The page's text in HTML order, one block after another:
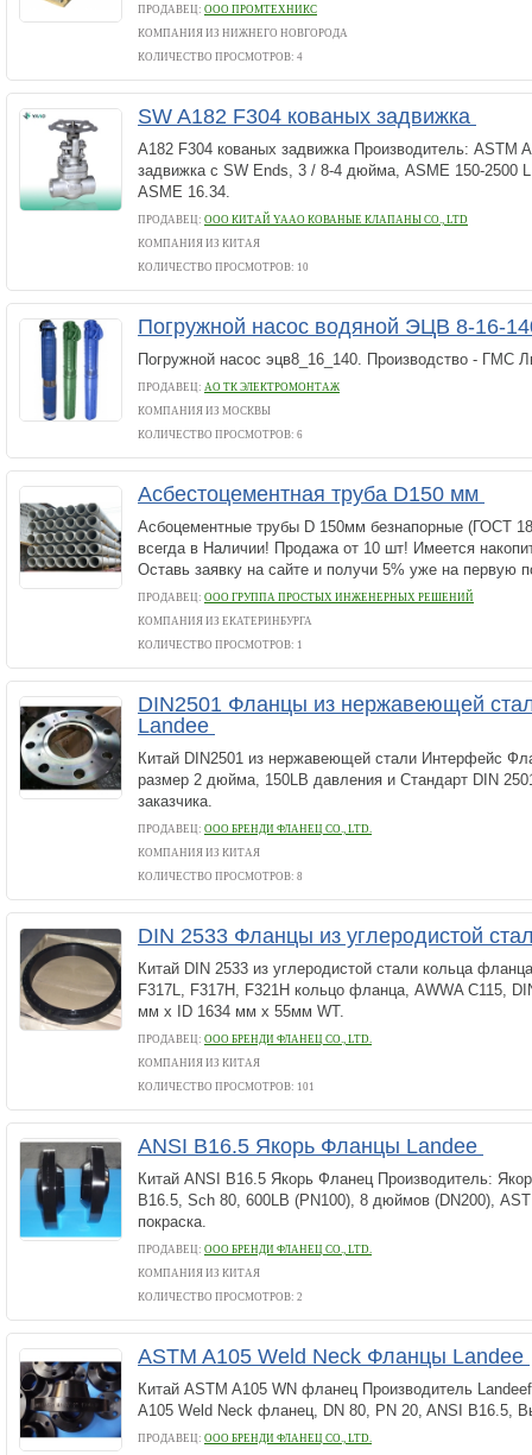
ПРОДАВЕЦ: ООО ПРОМТЕХНИКС
КОМПАНИЯ ИЗ НИЖНЕГО НОВГОРОДА
КОЛИЧЕСТВО ПРОСМОТРОВ: 4
SW A182 F304 кованых задвижка
A182 F304 кованых задвижка Производитель: ASTM
задвижка с SW Ends, 3 / 8-4 дюйма, ASME 150-2500
ASME 16.34.
ПРОДАВЕЦ: ООО КИТАЙ YAAO КОВАНЫЕ КЛАПАНЫ CO., LTD
КОМПАНИЯ ИЗ КИТАЯ
КОЛИЧЕСТВО ПРОСМОТРОВ: 10
Погружной насос водяной ЭЦВ 8-16-
Погружной насос эцв8_16_140. Производство - ГМС
ПРОДАВЕЦ: АО ТК ЭЛЕКТРОМОНТАЖ
КОМПАНИЯ ИЗ МОСКВЫ
КОЛИЧЕСТВО ПРОСМОТРОВ: 6
Асбестоцементная труба D150 мм
Асбоцементные трубы D 150мм безнапорные (ГОСТ
всегда в Наличии! Продажа от 10 шт! Имеется
Оставь заявку на сайте и получи 5% уже на первую
ПРОДАВЕЦ: ООО ГРУППА ПРОСТЫХ ИНЖЕНЕРНЫХ РЕШЕНИЙ
КОМПАНИЯ ИЗ ЕКАТЕРИНБУРГА
КОЛИЧЕСТВО ПРОСМОТРОВ: 1
DIN2501 Фланцы из нержавеющей
Landee
Китай DIN2501 из нержавеющей стали Интерфейс
размер 2 дюйма, 150LB давления и Стандарт DIN
заказчика.
ПРОДАВЕЦ: ООО БРЕНДИ ФЛАНЕЦ CO., LTD.
КОМПАНИЯ ИЗ КИТАЯ
КОЛИЧЕСТВО ПРОСМОТРОВ: 8
DIN 2533 Фланцы из углеродистой
Китай DIN 2533 из углеродистой стали кольца
F317L, F317H, F321H кольцо фланца, AWWA C115,
мм х ID 1634 мм х 55мм WT.
ПРОДАВЕЦ: ООО БРЕНДИ ФЛАНЕЦ CO., LTD.
КОМПАНИЯ ИЗ КИТАЯ
КОЛИЧЕСТВО ПРОСМОТРОВ: 101
ANSI B16.5 Якорь Фланцы Landee
Китай ANSI B16.5 Якорь Фланец Производитель:
B16.5, Sch 80, 600LB (PN100), 8 дюймов (DN200),
покраска.
ПРОДАВЕЦ: ООО БРЕНДИ ФЛАНЕЦ CO., LTD.
КОМПАНИЯ ИЗ КИТАЯ
КОЛИЧЕСТВО ПРОСМОТРОВ: 2
ASTM A105 Weld Neck Фланцы Landee
Китай ASTM A105 WN фланец Производитель
A105 Weld Neck фланец, DN 80, PN 20, ANSI B16.5,
ПРОДАВЕЦ: ООО БРЕНДИ ФЛАНЕЦ CO., LTD.